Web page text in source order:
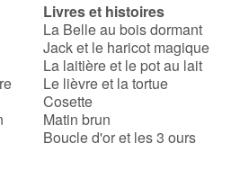
Livres et histoires
La Belle au bois dormant
Jack et le haricot magique
La laitière et le pot au lait
Le lièvre et la tortue
Cosette
Matin brun
Boucle d'or et les 3 ours